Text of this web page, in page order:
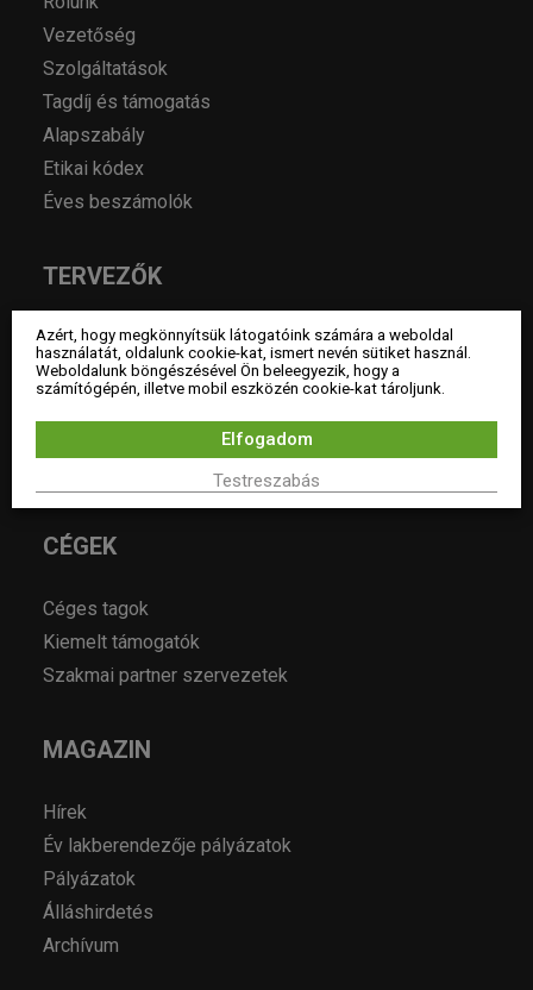
Vezetőség
Szolgáltatások
Tagdíj és támogatás
Alapszabály
Etikai kódex
Éves beszámolók
TERVEZŐK
Lakberendezők
Tervező tagok
Pártoló tagok
CÉGEK
Céges tagok
Kiemelt támogatók
Szakmai partner szervezetek
MAGAZIN
Hírek
Év lakberendezője pályázatok
Pályázatok
Álláshirdetés
Archívum
Azért, hogy megkönnyítsük látogatóink számára a weboldal
használatát, oldalunk cookie-kat, ismert nevén sütiket használ.
Weboldalunk böngészésével Ön beleegyezik, hogy a
számítógépén, illetve mobil eszközén cookie-kat tároljunk.
Testreszabás
Elfogadom